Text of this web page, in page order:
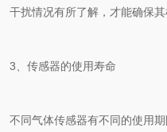
干扰情况有所了解，才能确保其
3、传感器的使用寿命
不同气体传感器有不同的使用